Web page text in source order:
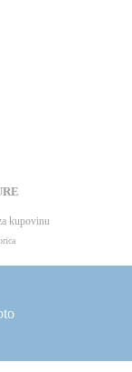
kupovinu